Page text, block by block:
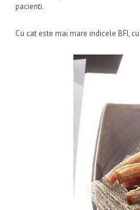
pacienti.
Cu cat este mai mare indicele BFI,